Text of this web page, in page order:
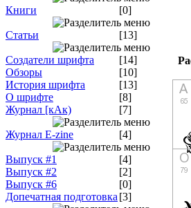
Книги [0]
Статьи [13]
Создатели шрифта
[14]
Обзоры
[10]
История шрифта
[13]
О шрифте
[8]
Журнал [кАк)
[7]
Журнал E-zine [4]
Выпуск #1
[4]
Выпуск #2
[2]
Выпуск #6
[0]
Допечатная подготовка [3]